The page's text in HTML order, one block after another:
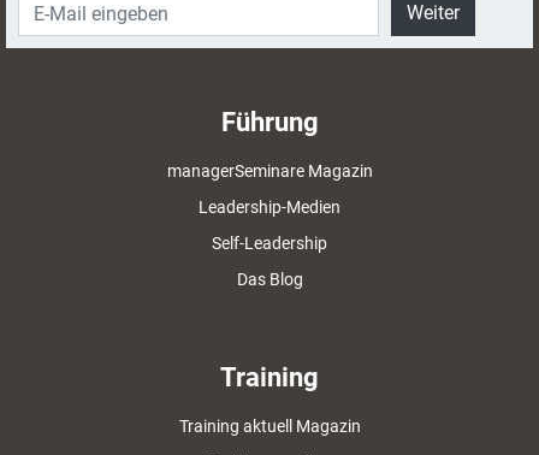
Weiter
Führung
managerSeminare Magazin
Leadership-Medien
Self-Leadership
Das Blog
Training
Training aktuell Magazin